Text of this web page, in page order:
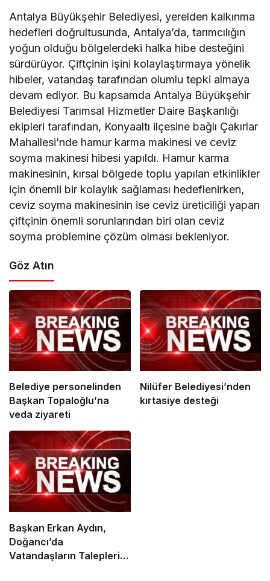
Antalya Büyükşehir Belediyesi, yerelden kalkınma
hedefleri doğrultusunda, Antalya’da, tarımcılığın
yoğun olduğu bölgelerdeki halka hibe desteğini
sürdürüyor. Çiftçinin işini kolaylaştırmaya yönelik
hibeler, vatandaş tarafından olumlu tepki almaya
devam ediyor. Bu kapsamda Antalya Büyükşehir
Belediyesi Tarımsal Hizmetler Daire Başkanlığı
ekipleri tarafından, Konyaaltı ilçesine bağlı Çakırlar
Mahallesi’nde hamur karma makinesi ve ceviz
soyma makinesi hibesi yapıldı. Hamur karma
makinesinin, kırsal bölgede toplu yapılan etkinlikler
için önemli bir kolaylık sağlaması hedeflenirken,
ceviz soyma makinesinin ise ceviz üreticiliği yapan
çiftçinin önemli sorunlarından biri olan ceviz
soyma problemine çözüm olması bekleniyor.
Göz Atın
Belediye personelinden
Başkan Topaloğlu’na
veda ziyareti
Nilüfer Belediyesi’nden
kırtasiye desteği
Başkan Erkan Aydın,
Doğancı’da
Vatandaşların Taleplerini